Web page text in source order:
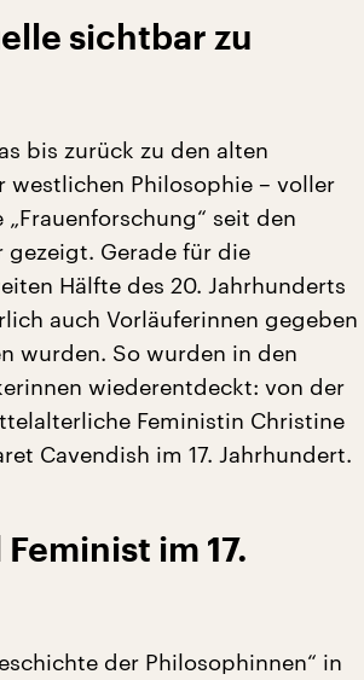
sichtbar zu
bis zurück zu den alten
Philosophie – voller
seit den
gezeigt. Gerade für die
Hälfte des 20. Jahrhunderts
auch Vorläuferinnen gegeben
wurden. So wurden in den
wiederentdeckt: von der
Feministin Christine
Cavendish im 17. Jahrhundert.
im 17.
der Philosophinnen“ in